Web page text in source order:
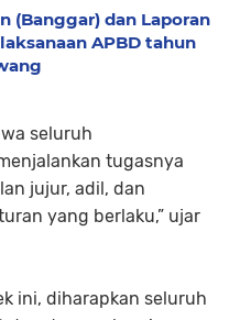
(Banggar) dan Laporan
APBD tahun
seluruh
tugasnya
jujur, adil, dan
yang berlaku,” ujar
ini, diharapkan seluruh